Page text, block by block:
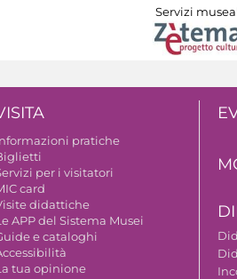
Servizi
pratiche
per i visitatori
card
didattiche
APP del Sistema Musei
e cataloghi
tua opinione